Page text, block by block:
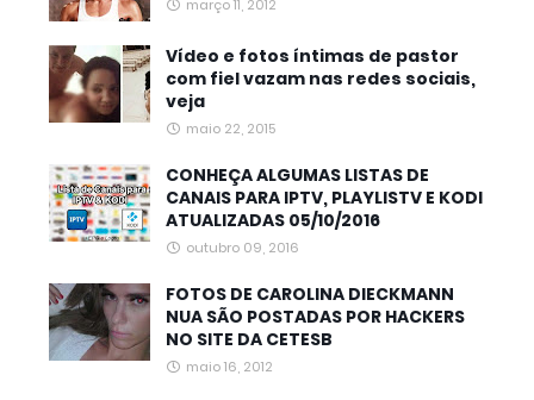
março 11, 2012
Vídeo e fotos íntimas de pastor
com fiel vazam nas redes sociais,
veja
maio 22, 2015
CONHEÇA ALGUMAS LISTAS DE
CANAIS PARA IPTV, PLAYLISTV E KODI
ATUALIZADAS 05/10/2016
outubro 09, 2016
FOTOS DE CAROLINA DIECKMANN
NUA SÃO POSTADAS POR HACKERS
NO SITE DA CETESB
maio 16, 2012